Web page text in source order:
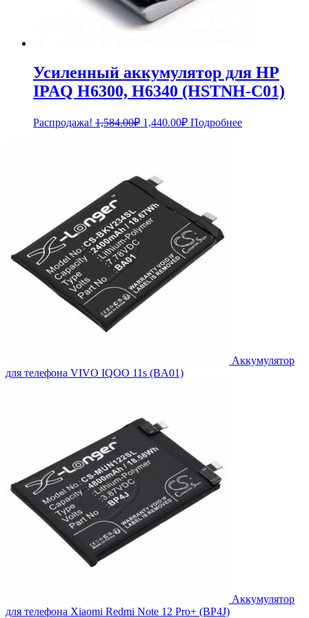
Усиленный аккумулятор для HP
IPAQ H6300, H6340 (HSTNH-C01)
Распродажа! 1,584.00₽ Первоначальная
1,440.00₽Текущая
цена:
Подробнее
Аккумулятор
для телефона VIVO IQOO 11s (BA01)
Аккумулятор
для телефона Xiaomi Redmi Note 12 Pro+ (BP4J)